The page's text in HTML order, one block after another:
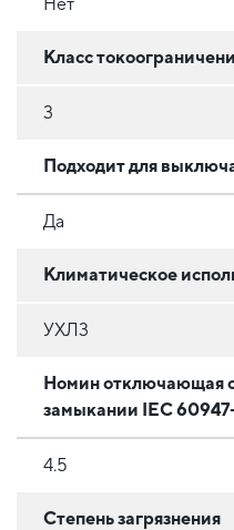
Класс
3
Подходит для
Да
Климатическое
УХЛ3
Номин отключающая
замыкании IEC
4.5
Степень загрязнения